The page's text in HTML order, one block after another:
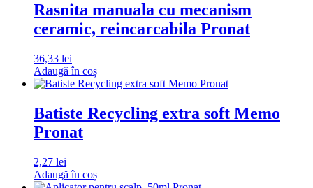
Rasnita manuala cu mecanism
ceramic, reincarcabila Pronat
36,33 lei
Adaugă în coș
Batiste Recycling extra soft Memo
Pronat
2,27 lei
Adaugă în coș